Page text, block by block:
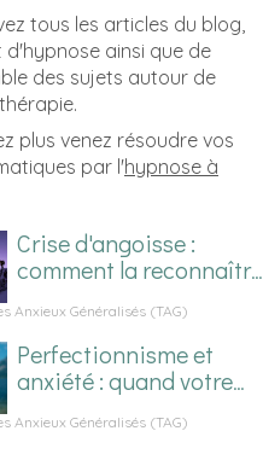
tous les articles du blog,
ainsi que de
des sujets autour de
plus venez résoudre vos
par l'hypnose à
Crise d'angoisse :
comment la reconnaître
Anxieux Généralisés (TAG)
Perfectionnisme et
anxiété : quand votre
Anxieux Généralisés (TAG)